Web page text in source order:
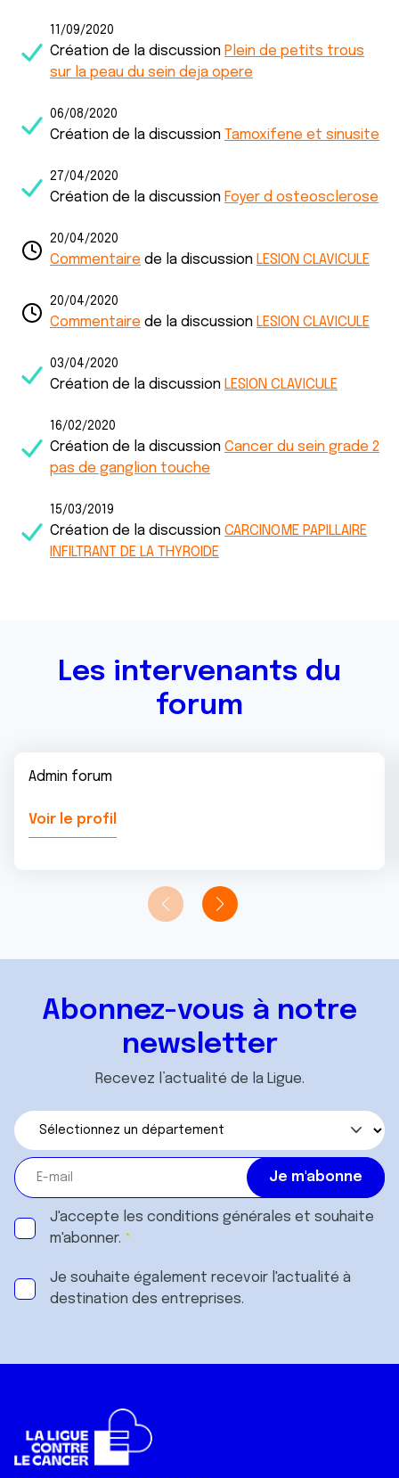
11/09/2020
Création de la discussion Plein de petits trous
sur la peau du sein deja opere
06/08/2020
Création de la discussion Tamoxifene et sinusite
27/04/2020
Création de la discussion Foyer d osteosclerose
20/04/2020
Commentaire de la discussion LESION CLAVICULE
20/04/2020
Commentaire de la discussion LESION CLAVICULE
03/04/2020
Création de la discussion LESION CLAVICULE
16/02/2020
Création de la discussion Cancer du sein grade 2
pas de ganglion touche
15/03/2019
Création de la discussion CARCINOME PAPILLAIRE
INFILTRANT DE LA THYROIDE
Les intervenants du
forum
Admin forum
Voir le profil
Abonnez-vous à notre
newsletter
Recevez l’actualité de la Ligue.
J'accepte les conditions générales et souhaite
m'abonner.
Je souhaite également recevoir l'actualité à
destination des entreprises.